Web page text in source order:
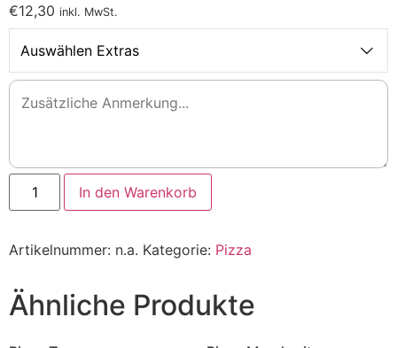
€12,30 inkl. MwSt.
Auswählen Extras
Pizza
Spinat
Menge
In den Warenkorb
Artikelnummer: n.a. Kategorie: Pizza
Ähnliche Produkte